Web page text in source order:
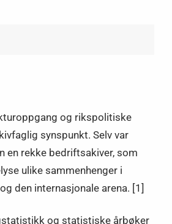
og rikspolitiske
synspunkt. Selv var
en rekke bedriftsakiver, som
ulike sammenhenger i
den internasjonale arena. [1]
og statistiske årbøker